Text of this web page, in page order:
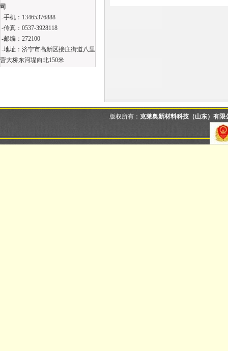
司
-手机：13465376888
-传真：0537-3928118
-邮编：272100
-地址：济宁市高新区接庄街道八里
营大桥东河堤向北150米
版权所有：克莱奥新材料科技（山东）有限